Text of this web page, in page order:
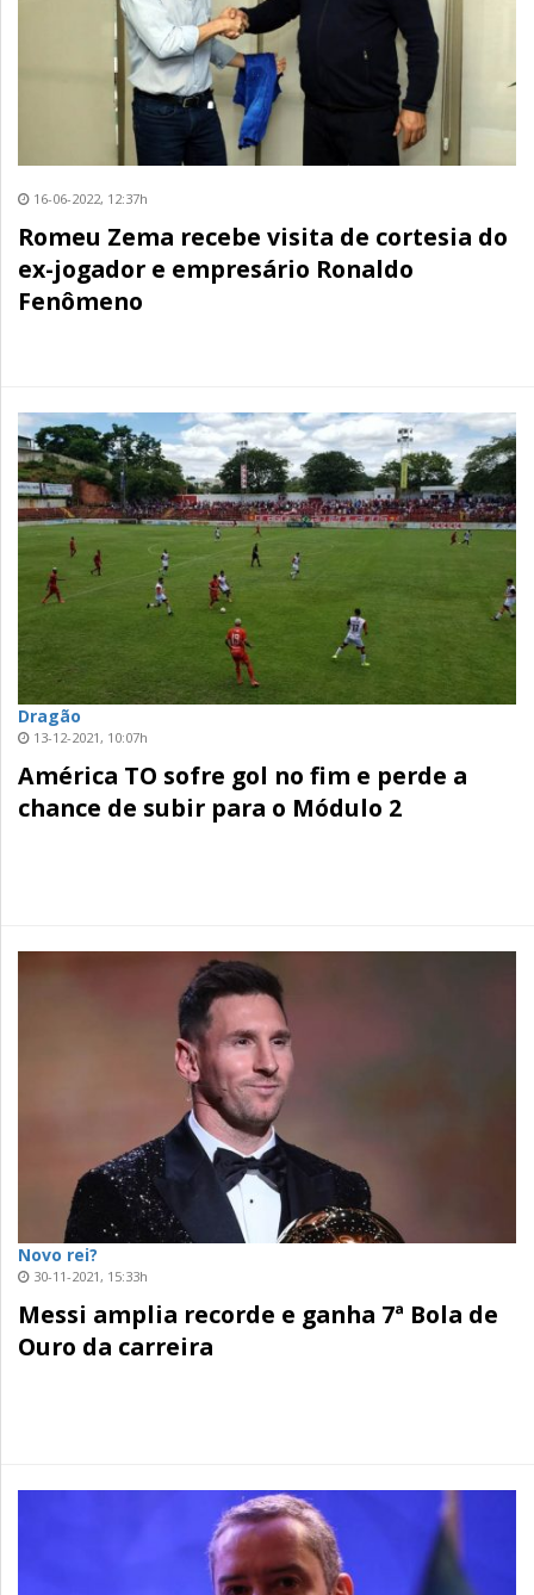
16-06-2022, 12:37h
Romeu Zema recebe visita de cortesia do
ex-jogador e empresário Ronaldo
Fenômeno
Dragão
13-12-2021, 10:07h
América TO sofre gol no fim e perde a
chance de subir para o Módulo 2
Novo rei?
30-11-2021, 15:33h
Messi amplia recorde e ganha 7ª Bola de
Ouro da carreira